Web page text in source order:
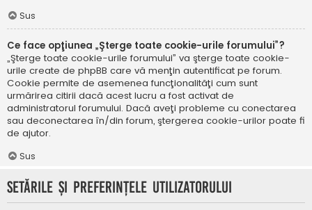
Sus
Ce face opţiunea „Şterge toate cookie-urile forumului”?
„Şterge toate cookie-urile forumului” va şterge toate cookie-
urile create de phpBB care vă menţin autentificat pe forum.
Cookie permite de asemenea funcţionalităţi cum sunt
urmărirea citirii dacă acest lucru a fost activat de
administratorul forumului. Dacă aveţi probleme cu conectarea
sau deconectarea în/din forum, ştergerea cookie-urilor poate fi
de ajutor.
Sus
Setările şi preferinţele utilizatorului